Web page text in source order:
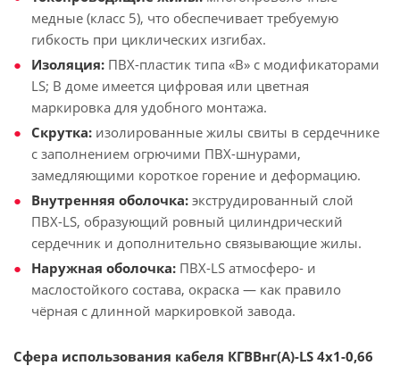
медные (класс 5), что обеспечивает требуемую
гибкость при циклических изгибах.
Изоляция: ПВХ-пластик типа «В» с модификаторами
LS; В доме имеется цифровая или цветная
маркировка для удобного монтажа.
Скрутка: изолированные жилы свиты в сердечнике
с заполнением огрючими ПВХ-шнурами,
замедляющими короткое горение и деформацию.
Внутренняя оболочка: экструдированный слой
ПВХ-LS, образующий ровный цилиндрический
сердечник и дополнительно связывающие жилы.
Наружная оболочка: ПВХ-LS атмосферо- и
маслостойкого состава, окраска — как правило
чёрная с длинной маркировкой завода.
Сфера использования кабеля КГВВнг(А)-LS 4х1-0,66